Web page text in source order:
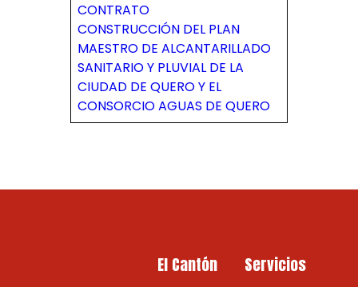
CONTRATO
CONSTRUCCIÓN DEL PLAN
MAESTRO DE ALCANTARILLADO
SANITARIO Y PLUVIAL DE LA
CIUDAD DE QUERO Y EL
CONSORCIO AGUAS DE QUERO
El Cantón Servicios